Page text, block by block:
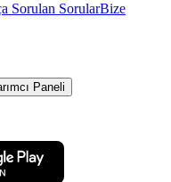
Sorulan SorularBize
Paneli